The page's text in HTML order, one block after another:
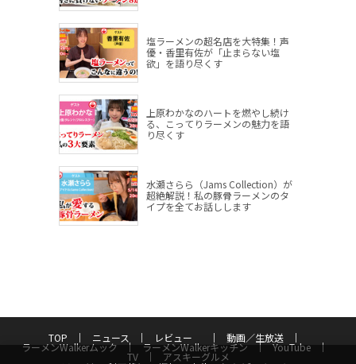
塩ラーメンの超名店を大特集！声
優・香里有佐が「止まらない塩
欲」を語り尽くす
上原わかなのハートを燃やし続け
る、こってりラーメンの魅力を語
り尽くす
水瀬さらら（Jams Collection）が
超絶解説！私の豚骨ラーメンのタ
イプを全てお話しします
TOP ニュース レビュー 動画／生放送
ラーメンWalkerムック ラーメンWalkerキッチン YouTube
TV アスキーグルメ